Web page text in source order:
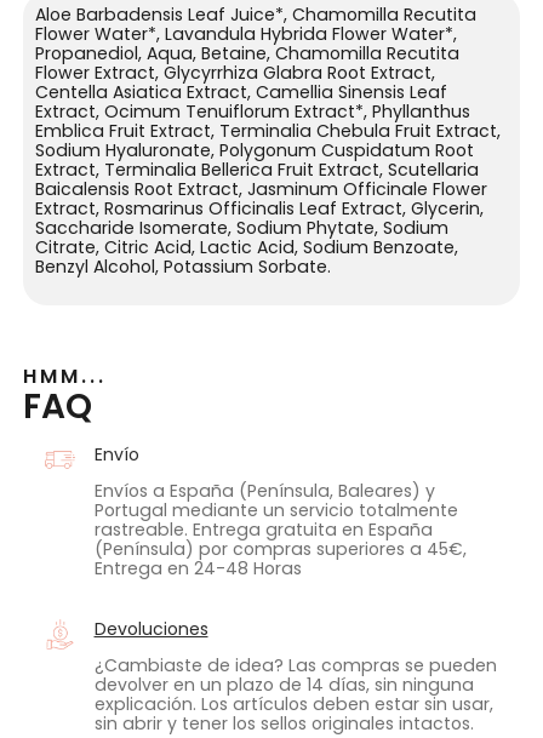
Aloe Barbadensis Leaf Juice*, Chamomilla Recutita
Flower Water*, Lavandula Hybrida Flower Water*,
Propanediol, Aqua, Betaine, Chamomilla Recutita
Flower Extract, Glycyrrhiza Glabra Root Extract,
Centella Asiatica Extract, Camellia Sinensis Leaf
Extract, Ocimum Tenuiflorum Extract*, Phyllanthus
Emblica Fruit Extract, Terminalia Chebula Fruit Extract,
Sodium Hyaluronate, Polygonum Cuspidatum Root
Extract, Terminalia Bellerica Fruit Extract, Scutellaria
Baicalensis Root Extract, Jasminum Officinale Flower
Extract, Rosmarinus Officinalis Leaf Extract, Glycerin,
Saccharide Isomerate, Sodium Phytate, Sodium
Citrate, Citric Acid, Lactic Acid, Sodium Benzoate,
Benzyl Alcohol, Potassium Sorbate.
HMM...
FAQ
Envío
Envíos a España (Península, Baleares) y
Portugal mediante un servicio totalmente
rastreable. Entrega gratuita en España
(Península) por compras superiores a 45€,
Entrega en 24-48 Horas
Devoluciones
¿Cambiaste de idea? Las compras se pueden
devolver en un plazo de 14 días, sin ninguna
explicación. Los artículos deben estar sin usar,
sin abrir y tener los sellos originales intactos.